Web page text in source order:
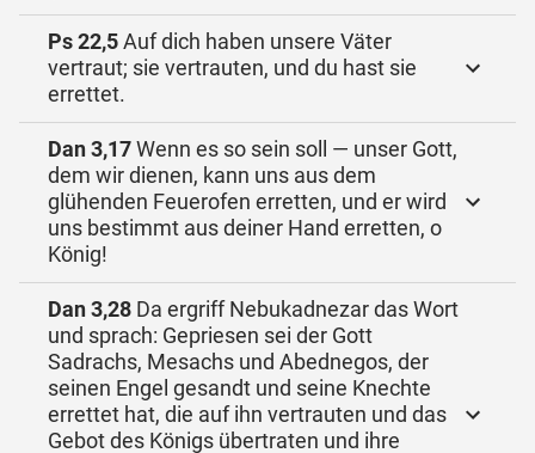
Ps 22,5Auf dich haben unsere Väter
vertraut; sie vertrauten, und du hast sie
errettet.
Dan 3,17Wenn es so sein soll — unser Gott,
dem wir dienen, kann uns aus dem
glühenden Feuerofen erretten, und er wird
uns bestimmt aus deiner Hand erretten, o
König!
Dan 3,28 Da ergriff Nebukadnezar das Wort
und sprach: Gepriesen sei der Gott
Sadrachs, Mesachs und Abednegos, der
seinen Engel gesandt und seine Knechte
errettet hat, die auf ihn vertrauten und das
Gebot des Königs übertraten und ihre